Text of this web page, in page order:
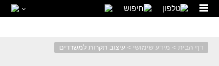
דף הבית > מידע שימושי >עיצוב תקרות למשרדים